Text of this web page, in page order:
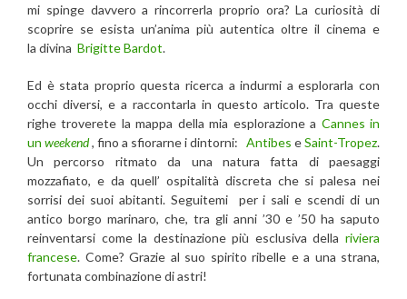
mi spinge davvero a rincorrerla proprio ora? La curiosità di
scoprire se esista un’anima più autentica oltre il cinema e
la divina Brigitte Bardot.
Ed è stata proprio questa ricerca a indurmi a esplorarla con
occhi diversi, e a raccontarla in questo articolo. Tra queste
righe troverete la mappa della mia esplorazione a Cannes in
un weekend, fino a sfiorarne i dintorni: Antibes eSaint-Tropez.
Un percorso ritmato da una natura fatta di paesaggi
mozzafiato, e da quell’ ospitalità discreta che si palesa nei
sorrisi dei suoi abitanti. Seguitemi per i sali e scendi di un
antico borgo marinaro, che, tra gli anni ’30 e ’50 ha saputo
reinventarsi come la destinazione più esclusiva della riviera
francese. Come? Grazie al suo spirito ribelle e a una strana,
fortunata combinazione di astri!